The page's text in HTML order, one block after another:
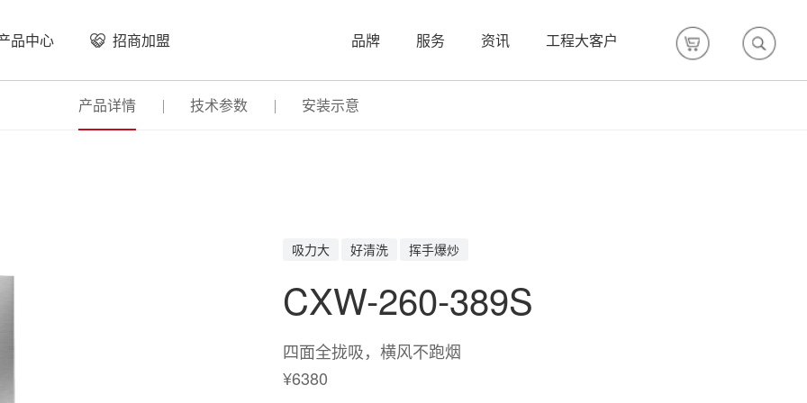
品中心 招商加盟 品牌 服务 资讯 工程大客户
产品详情 技术参数 安装示意
吸力大 好清洗 挥手爆炒
CXW-260-389S
四面全拢吸，横风不跑烟
¥6380